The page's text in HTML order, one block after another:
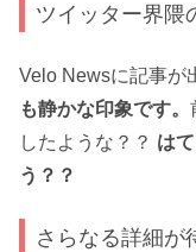
ツイッター界隈
Velo Newsに記事が
も静かな印象です。
したような？？ は
う？？
さらなる詳細が